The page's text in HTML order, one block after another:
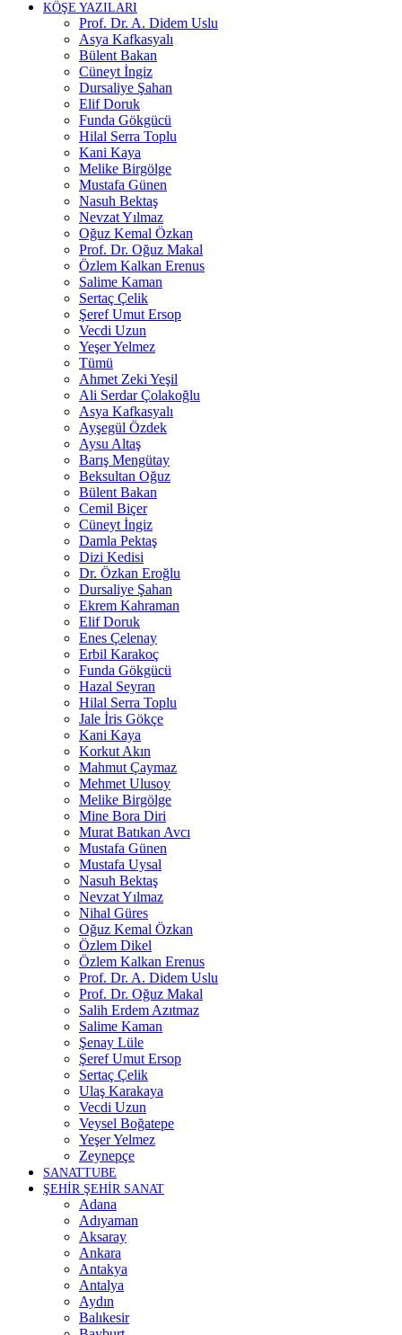
KÖŞE YAZILARI
Prof. Dr. A. Didem Uslu
Asya Kafkasyalı
Bülent Bakan
Cüneyt İngiz
Dursaliye Şahan
Elif Doruk
Funda Gökgücü
Hilal Serra Toplu
Kani Kaya
Melike Birgölge
Mustafa Günen
Nasuh Bektaş
Nevzat Yılmaz
Oğuz Kemal Özkan
Prof. Dr. Oğuz Makal
Özlem Kalkan Erenus
Salime Kaman
Sertaç Çelik
Şeref Umut Ersop
Vecdi Uzun
Yeşer Yelmez
Tümü
Ahmet Zeki Yeşil
Ali Serdar Çolakoğlu
Asya Kafkasyalı
Ayşegül Özdek
Aysu Altaş
Barış Mengütay
Beksultan Oğuz
Bülent Bakan
Cemil Biçer
Cüneyt İngiz
Damla Pektaş
Dizi Kedisi
Dr. Özkan Eroğlu
Dursaliye Şahan
Ekrem Kahraman
Elif Doruk
Enes Çelenay
Erbil Karakoç
Funda Gökgücü
Hazal Seyran
Hilal Serra Toplu
Jale İris Gökçe
Kani Kaya
Korkut Akın
Mahmut Çaymaz
Mehmet Ulusoy
Melike Birgölge
Mine Bora Diri
Murat Batıkan Avcı
Mustafa Günen
Mustafa Uysal
Nasuh Bektaş
Nevzat Yılmaz
Nihal Güres
Oğuz Kemal Özkan
Özlem Dikel
Özlem Kalkan Erenus
Prof. Dr. A. Didem Uslu
Prof. Dr. Oğuz Makal
Salih Erdem Azıtmaz
Salime Kaman
Şenay Lüle
Şeref Umut Ersop
Sertaç Çelik
Ulaş Karakaya
Vecdi Uzun
Veysel Boğatepe
Yeşer Yelmez
Zeynepçe
SANATTUBE
ŞEHİR ŞEHİR SANAT
Adana
Adıyaman
Aksaray
Ankara
Antakya
Antalya
Aydın
Balıkesir